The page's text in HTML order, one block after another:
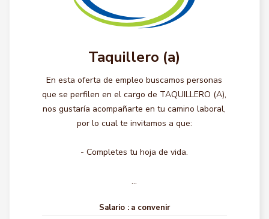
Taquillero (a)
En esta oferta de empleo buscamos personas
que se perfilen en el cargo de TAQUILLERO (A),
nos gustaría acompañarte en tu camino laboral,
por lo cual te invitamos a que:
- Completes tu hoja de vida.
...
Salario : a convenir